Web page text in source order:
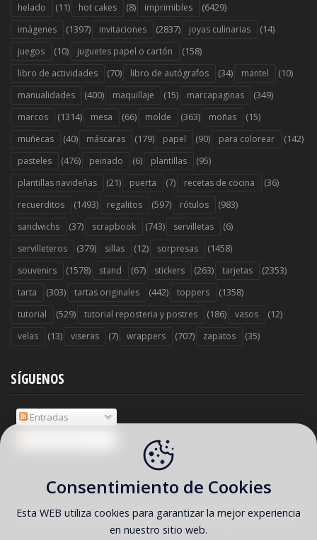
helado (11) hot cakes (8) imprimibles (6429)
imágenes (1397) invitaciones (2837) joyas culinarias (14)
juegos (10) juguetes papel o cartón (158)
libro de actividades (70) libro de autógrafos (34) mantel (10)
manualidades (400) maquillaje (15) marcapaginas (349)
marcos (1314) mesa (66) molde (363) moñas (15)
muñecas (40) máscaras (179) papel (90) para colorear (142)
pasteles (476) peinado (6) plantillas (95)
plantillas navideñas (21) puerta (7) recetas de cocina (36)
recuerditos (1493) regalitos (597) rótulos (983)
sandwichs (37) scrapbook (743) servilletas (6)
servilleteros (379) sillas (12) sorpresas (1458)
souvenirs (1578) stand (67) stickers (263) tarjetas (2353)
tarta (303) tartas originales (442) toppers (1358)
tutorial (529) tutorial reposteria y postres (186) vasos (12)
velas (13) viseras (7) wrappers (707) zapatos (35)
SÍGUENOS
Entradas
COPYRIGHT ©2026 Ideas y material gratis para fiestas y celebraciones
Oh My Fiesta!
Consentimiento de Cookies
Esta WEB utiliza cookies para garantizar la mejor experiencia
en nuestro sitio web.